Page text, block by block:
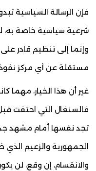
فإن الرسالة السياسية
شرعية سياسية خاصة به،
وإنما إلى تنظيم قادر على
مستقلة عن أي مركز نفوذ
غير أن هذا الخيار، مهما
فالسنغال التي احتفت
تجد نفسها أمام مشهد
الجمهورية والزعيم
والانقسام، إن وقع، لن